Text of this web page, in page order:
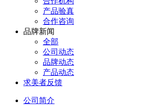
产品验真
合作咨询
品牌新闻
全部
公司动态
品牌动态
产品动态
求美者反馈
公司简介